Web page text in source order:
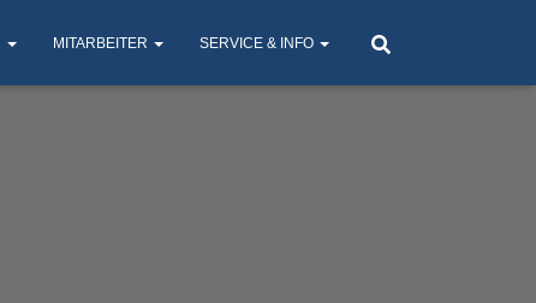
MITARBEITER SERVICE & INFO